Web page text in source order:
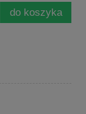
do koszyka